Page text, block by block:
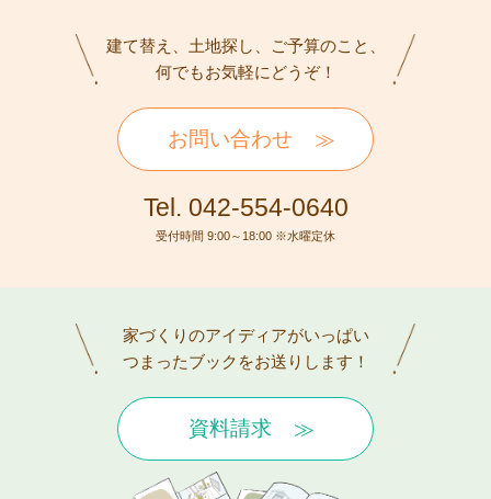
建て替え、土地探し、ご予算のこと、
何でもお気軽にどうぞ！
お問い合わせ
Tel. 042-554-0640
受付時間 9:00～18:00 ※水曜定休
家づくりのアイディアがいっぱい
つまったブックをお送りします！
資料請求